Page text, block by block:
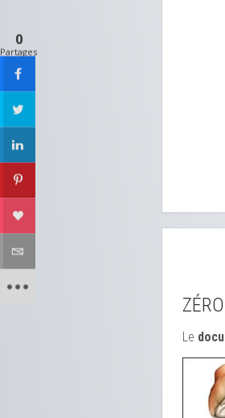
Le
0
Partages